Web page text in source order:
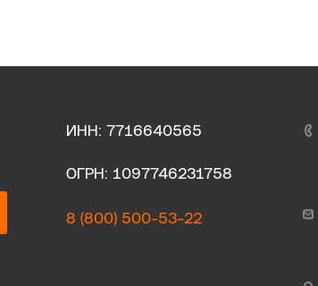
ИНН: 7716640565
ОГРН: 1097746231758
8 (800) 500-53-22